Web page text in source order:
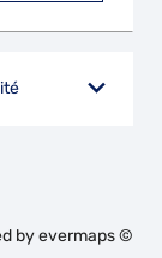
byevermaps ©